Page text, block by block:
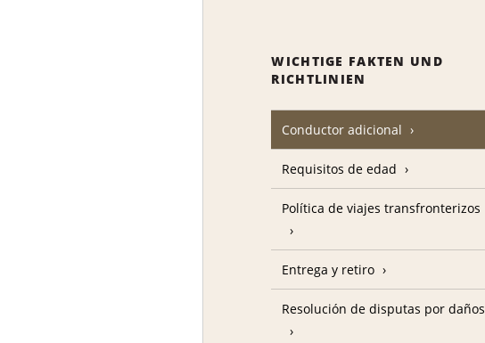
WICHTIGE FAKTEN UND
RICHTLINIEN
Conductor adicional
Requisitos de edad
Política de viajes transfronterizos
Entrega y retiro
Resolución de disputas por daños